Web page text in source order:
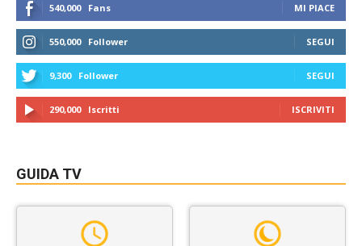
540,000 Fans MI PIACE
550,000 Follower SEGUI
9,300 Follower SEGUI
290,000 Iscritti ISCRIVITI
GUIDA TV